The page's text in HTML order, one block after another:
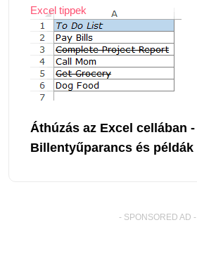
Excel tippek
Áthúzás az Excel cellában -
Billentyűparancs és példák
- SPONSORED AD -